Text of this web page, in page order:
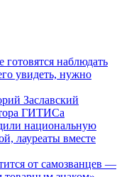
готовятся наблюдать
увидеть, нужно
Заславский
ГИТИСа
национальную
лауреаты вместе
от самозванцев —